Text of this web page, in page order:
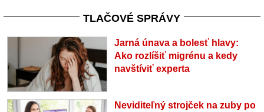
TLAČOVÉ SPRÁVY
Jarná únava a bolesť hlavy:
Ako rozlíšiť migrénu a kedy
navštíviť experta
Neviditeľný strojček na zuby po